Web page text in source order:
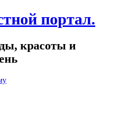
портал.
красоты и